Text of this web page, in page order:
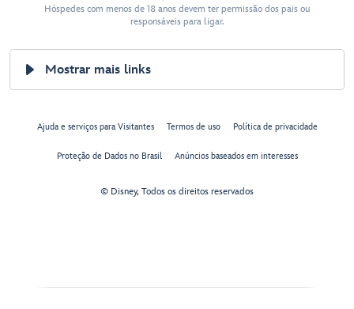
Hóspedes com menos de 18 anos devem ter permissão dos pais ou
responsáveis para ligar.
Mostrar mais links
Ajuda e serviços para Visitantes Termos de uso Política de privacidade
Proteção de Dados no Brasil Anúncios baseados em interesses
© Disney, Todos os direitos reservados